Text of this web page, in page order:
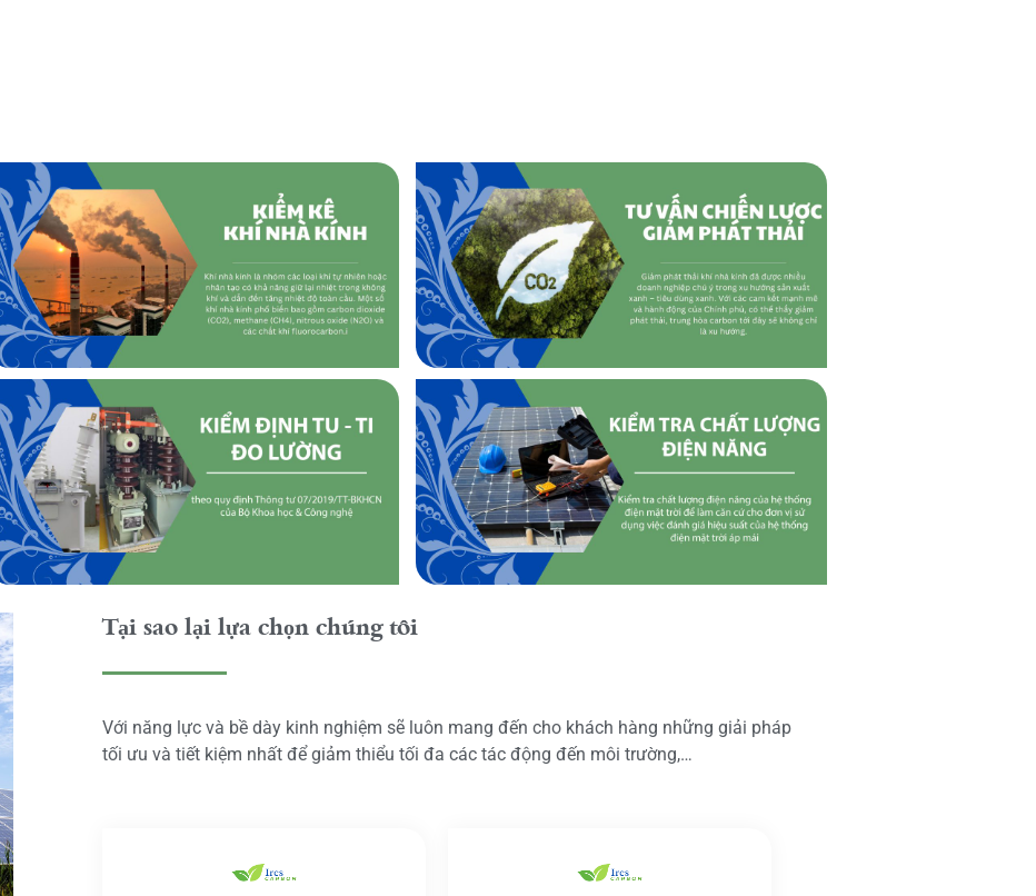
Tại sao lại lựa chọn chúng tôi
Với năng lực và bề dày kinh nghiệm sẽ luôn mang đến cho khách hàng những giải pháp
tối ưu và tiết kiệm nhất để giảm thiểu tối đa các tác động đến môi trường,…